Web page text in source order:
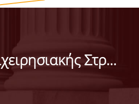
OF THE DEPARTMENT Θέματα Επιχειρησιακής Στρατηγικής